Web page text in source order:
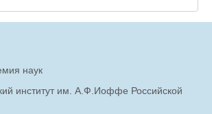
наук
институт им. А.Ф.Иоффе Российской